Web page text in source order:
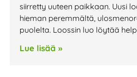
siirretty uuteen paikkaan. Uusi
hieman peremmältä,
puolelta. Loossin luo löytää
Lue lisää »